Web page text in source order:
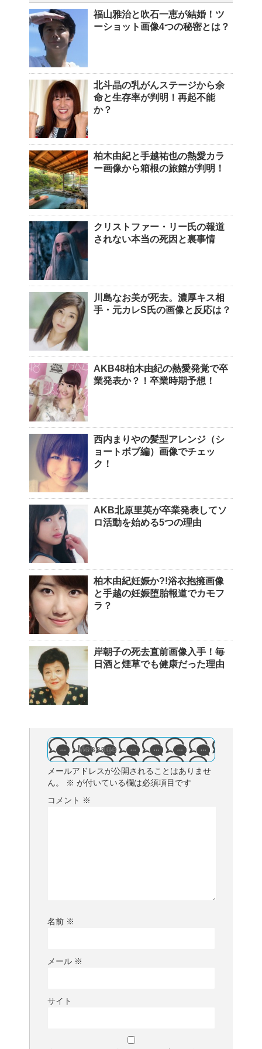
福山雅治と吹石一恵が結婚！ツ
ーショット画像4つの秘密とは？
北斗晶の乳がんステージから余
命と生存率が判明！再起不能
か？
柏木由紀と手越祐也の熱愛カラ
ー画像から箱根の旅館が判明！
クリストファー・リー氏の報道
されない本当の死因と裏事情
川島なお美が死去。濃厚キス相
手・元カレS氏の画像と反応は？
AKB48柏木由紀の熱愛発覚で卒
業発表か？！卒業時期予想！
西内まりやの髪型アレンジ（シ
ョートボブ編）画像でチェッ
ク！
AKB北原里英が卒業発表してソ
ロ活動を始める5つの理由
柏木由紀妊娠か?!浴衣抱擁画像
と手越の妊娠堕胎報道でカモフ
ラ？
岸朝子の死去直前画像入手！毎
日酒と煙草でも健康だった理由
Message
メールアドレスが公開されることはありませ
ん。
※ が付いている欄は必須項目です
コメント ※
名前 ※
メール ※
サイト